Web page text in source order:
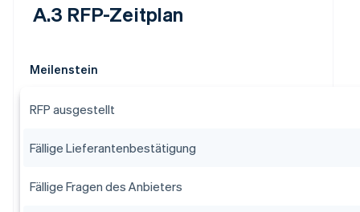
A.3 RFP-Zeitplan
Meilenstein
RFP ausgestellt
Fällige Lieferantenbestätigung
Fällige Fragen des Anbieters